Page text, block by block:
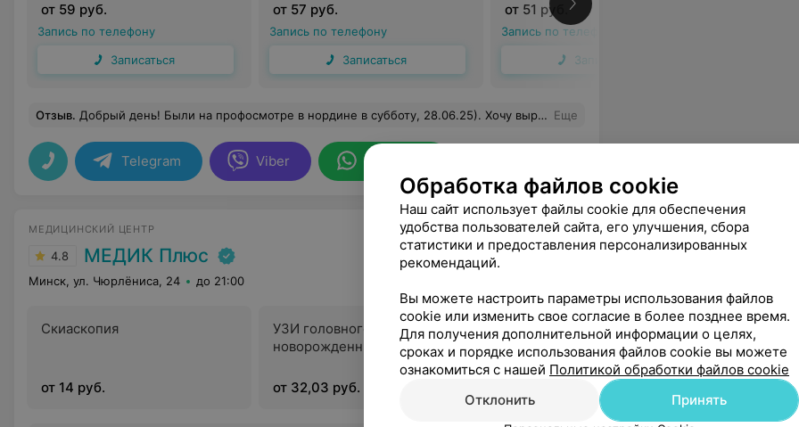
от 59 руб.
Запись по телефону
Записаться
от 57 руб.
Запись по телефону
Записаться
от 51 руб.
Запись по телефону
Записаться
Отзыв. Добрый день! Были на профосмотре в нордине в субботу, 28.06.25). Хочу выразить благодарность доктору ЛОРу Ленько Василисе Григорьевне! Честно говоря, я впервые видела такой осмотр у доктора данной специализации, хотя с двумя детьми посещала ни раз лора) внимательная очень , даже стих с ребенком про зеркальце учили ! От души прям спасибо ! Также огромную благодарность хочу выразить педиатру центра Ильиной Ольге Владимировне-Врач по призванию! Моему удивлению не было предела. Настолько доброго, тактичного, чуткого, легкого в общении врача-педиатра я ещё не встречала. Скрупулезно, подробно провела осмотр, внимательно. На приёме никакой спешки, раздражения, безразличия от врача не ощущалось) Побольше бы таких врачей!!! Еще раз огромное спасибо! Еще
Telegram Viber WhatsApp
МЕДИЦИНСКИЙ ЦЕНТР
4.8 МЕДИК Плюс
Минск, ул. Чюрлёниса, 24 до 21:00
Скиаскопия
от 14 руб.
УЗИ головного мозга
новорожденных
от 32,03 руб.
Консультация врача-
детского кардиоревматолога
второй квалификационной
категории
детского
первой
категории
50 руб.
Обработка файлов cookie
Наш сайт использует файлы cookie для обеспечения
удобства пользователей сайта, его улучшения, сбора
статистики и предоставления персонализированных
рекомендаций.
Вы можете настроить параметры использования файлов
cookie или изменить свое согласие в более позднее время.
Для получения дополнительной информации о целях,
сроках и порядке использования файлов cookie вы можете
ознакомиться с нашей Политикой обработки файлов cookie
Отклонить
Принять